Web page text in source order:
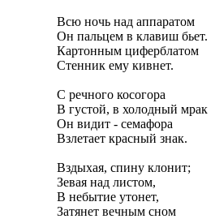
Всю ночь над аппаратом
Он пальцем в клавиш бьет.
Картонным циферблатом
Стенник ему кивнет.
С речного косогора
В густой, в холодный мрак
Он видит - семафора
Взлетает красный знак.
Вздыхая, спину клонит;
Зевая над листом,
В небытие утонет,
Затянет вечным сном